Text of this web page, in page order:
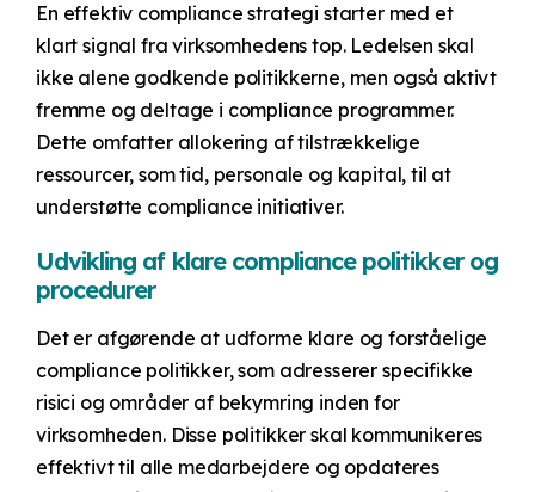
En effektiv compliance strategi starter med et
klart signal fra virksomhedens top. Ledelsen skal
ikke alene godkende politikkerne, men også aktivt
fremme og deltage i compliance programmer.
Dette omfatter allokering af tilstrækkelige
ressourcer, som tid, personale og kapital, til at
understøtte compliance initiativer.
Udvikling af klare compliance politikker og
procedurer
Det er afgørende at udforme klare og forståelige
compliance politikker, som adresserer specifikke
risici og områder af bekymring inden for
virksomheden. Disse politikker skal kommunikeres
effektivt til alle medarbejdere og opdateres